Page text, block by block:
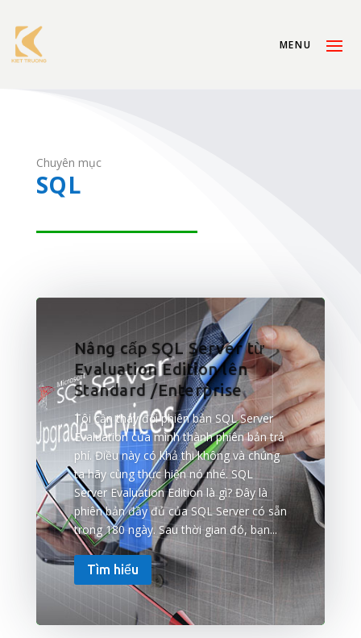
Chuyên mục
SQL
Nâng cấp SQL Server từ
Evaluation Edition lên
Standard /Enterprise
Tôi cần thay đổi phiên bản SQL Server
Evaluation của mình thành phiên bản trả
phí. Điều này có khả thi không và chúng
ta hãy cùng thực hiện nó nhé. SQL
Server Evaluation Edition là gì? Đây là
phiên bản đầy đủ của SQL Server có sẵn
trong 180 ngày. Sau thời gian đó, bạn...
Tìm hiểu